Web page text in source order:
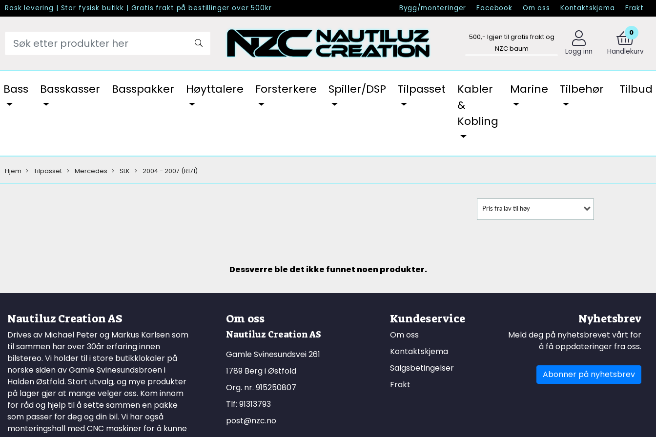
Rask levering | Stor fysisk butikk | Gratis frakt på bestillinger over 500kr Bygg/monteringer Facebook Om oss Kontaktskjema Frakt
500,- Igjen til gratis frakt og
NZC baum
Logg inn
0
Handlekurv
Bass Basskasser Basspakker Høyttalere Forsterkere Spiller/DSP Tilpasset
Kabler
&
Kobling
Marine Tilbehør Tilbud
Hjem Tilpasset Mercedes SLK 2004 - 2007 (R171)
Pris fra lav til høy
Dessverre ble det ikke funnet noen produkter.
Nautiluz Creation AS
Drives av Michael Peter og Markus Karlsen som
til sammen har over 30år erfaring innen
bilstereo. Vi holder til i store butikklokaler på
norske siden av Gamle Svinesundsbroen i
Halden Østfold. Stort utvalg, og mye produkter
på lager gjør at mange velger oss. Kom innom
for råd og hjelp til å sette sammen en pakke
som passer for deg og din bil. Vi har også
monteringshall med CNC maskiner for å kunne
Om oss
Nautiluz Creation AS
Gamle Svinesundsvei 261
1789 Berg i Østfold
Org. nr. 915250807
Tlf: 91313793
post@nzc.no
Kundeservice
Om oss
Kontaktskjema
Salgsbetingelser
Frakt
Nyhetsbrev
Meld deg på nyhetsbrevet vårt for
å få oppdateringer fra oss.
Abonner på nyhetsbrev